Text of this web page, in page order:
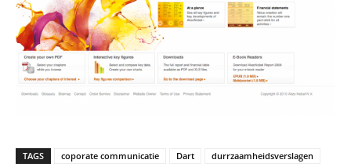
TAGS coporate communicatie Dart
durrzaamheidsverslagen